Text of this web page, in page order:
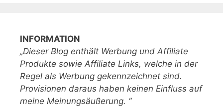
INFORMATION
„Dieser Blog enthält Werbung und Affiliate
Produkte sowie Affiliate Links, welche in der
Regel als Werbung gekennzeichnet sind.
Provisionen daraus haben keinen Einfluss auf
meine Meinungsäußerung. “